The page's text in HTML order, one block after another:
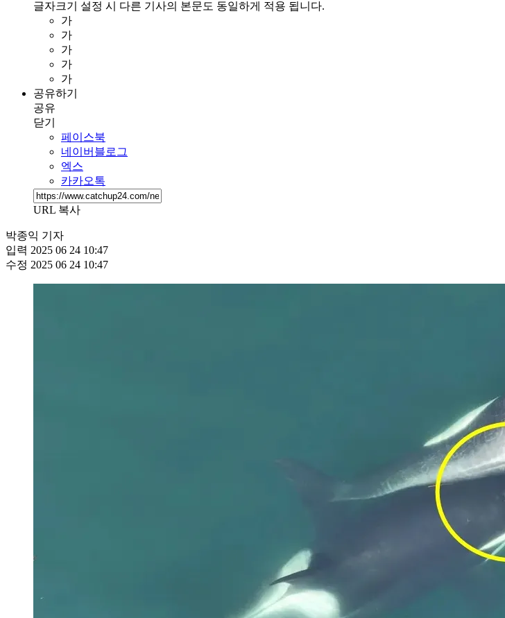
글자크기 설정 시 다른 기사의 본문도 동일하게 적용 됩니다.
가
가
가
가
가
공유하기
공유
닫기
페이스북
네이버블로그
엑스
카카오톡
URL 복사
박종익 기자
입력 2025 06 24 10:47
수정 2025 06 24 10:47